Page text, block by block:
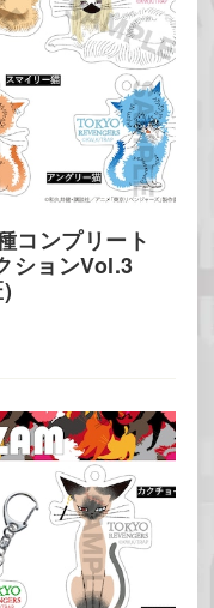
コンプリート
ションVol.3